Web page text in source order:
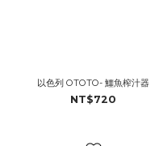
以色列 OTOTO- 鱷魚榨汁器
NT$720